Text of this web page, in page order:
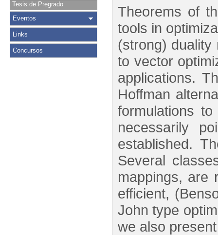
Tesis de Pregrado
Eventos
Links
Concursos
Theorems of
tools in
(strong) duality
to vector
applications.
Hoffman
formulations
necessarily
established.
Several
mappings, are
efficient,
John type
we also